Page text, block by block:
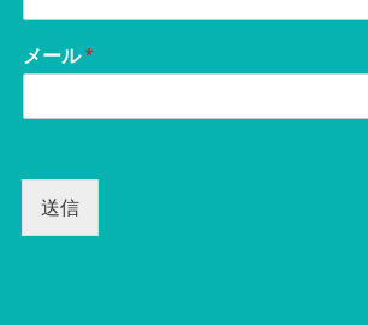
メール*
送信